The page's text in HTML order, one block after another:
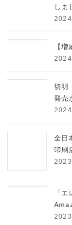
しま
【
切明
発売
全日
印刷
「